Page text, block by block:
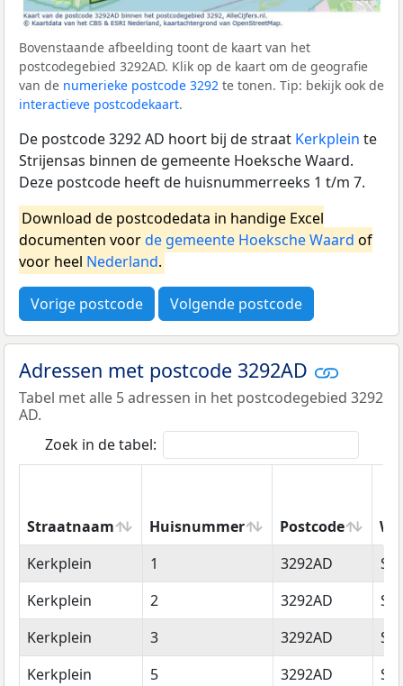
Bovenstaande afbeelding toont de kaart van het
postcodegebied 3292AD. Klik op de kaart om de geografie
van de numerieke postcode 3292 te tonen. Tip: bekijk ook de
interactieve postcodekaart.
De postcode 3292 AD hoort bij de straat Kerkplein te
Strijensas binnen de gemeente Hoeksche Waard.
Deze postcode heeft de huisnummerreeks 1 t/m 7.
Download de postcodedata in handige Excel
documenten voorde gemeente Hoeksche Waard of
voor heel Nederland.
Vorige postcode Volgende postcode
Adressen met postcode 3292AD
Tabel met alle 5 adressen in het postcodegebied 3292
AD.
Zoek in de tabel:
Straatnaam Huisnummer Postcode
Straatnaam
Huisnummer Postcode
Kerkplein 1 3292AD
Kerkplein
2 3292AD
Kerkplein
3 3292AD
Kerkplein
5 3292AD